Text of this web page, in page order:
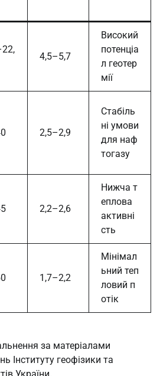
4,5–5,7
Високий
потенціа
л геотер
мії
2,5–2,9
Стабіль
ні умови
для наф
тогазу
2,2–2,6
Нижча т
еплова
активні
сть
1,7–2,2
Мінімал
ьний теп
ловий п
отік
за матеріалами
Інституту геофізики та